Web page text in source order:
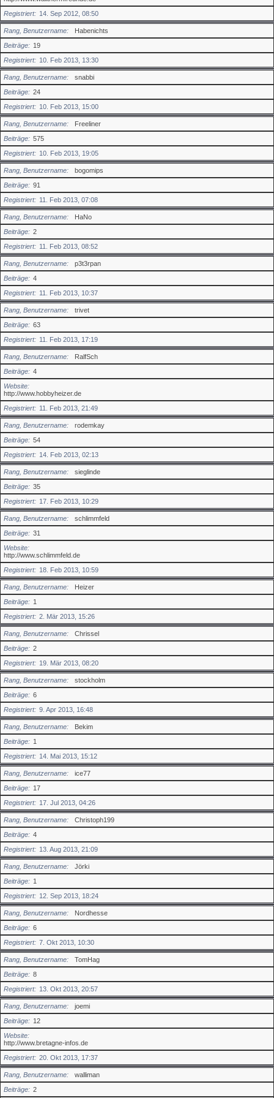
Registriert
14. Sep 2012, 08:50
Rang, Benutzername
Habenichts
Beiträge
19
Registriert
10. Feb 2013, 13:30
Rang, Benutzername
snabbi
Beiträge
24
Registriert
10. Feb 2013, 15:00
Rang, Benutzername
Freeliner
Beiträge
575
Registriert
10. Feb 2013, 19:05
Rang, Benutzername
bogomips
Beiträge
91
Registriert
11. Feb 2013, 07:08
Rang, Benutzername
HaNo
Beiträge
2
Registriert
11. Feb 2013, 08:52
Rang, Benutzername
p3t3rpan
Beiträge
4
Registriert
11. Feb 2013, 10:37
Rang, Benutzername
trivet
Beiträge
63
Registriert
11. Feb 2013, 17:19
Rang, Benutzername
RalfSch
Beiträge
4
Website
http://www.hobbyheizer.de
Registriert
11. Feb 2013, 21:49
Rang, Benutzername
rodemkay
Beiträge
54
Registriert
14. Feb 2013, 02:13
Rang, Benutzername
sieglinde
Beiträge
35
Registriert
17. Feb 2013, 10:29
Rang, Benutzername
schlimmfeld
Beiträge
31
Website
http://www.schlimmfeld.de
Registriert
18. Feb 2013, 10:59
Rang, Benutzername
Heizer
Beiträge
1
Registriert
2. Mär 2013, 15:26
Rang, Benutzername
Chrissel
Beiträge
2
Registriert
19. Mär 2013, 08:20
Rang, Benutzername
stockholm
Beiträge
6
Registriert
9. Apr 2013, 16:48
Rang, Benutzername
Bekim
Beiträge
1
Registriert
14. Mai 2013, 15:12
Rang, Benutzername
ice77
Beiträge
17
Registriert
17. Jul 2013, 04:26
Rang, Benutzername
Christoph199
Beiträge
4
Registriert
13. Aug 2013, 21:09
Rang, Benutzername
Jörki
Beiträge
1
Registriert
12. Sep 2013, 18:24
Rang, Benutzername
Nordhesse
Beiträge
6
Registriert
7. Okt 2013, 10:30
Rang, Benutzername
TomHag
Beiträge
8
Registriert
13. Okt 2013, 20:57
Rang, Benutzername
joemi
Beiträge
12
Website
http://www.bretagne-infos.de
Registriert
20. Okt 2013, 17:37
Rang, Benutzername
walliman
Beiträge
2